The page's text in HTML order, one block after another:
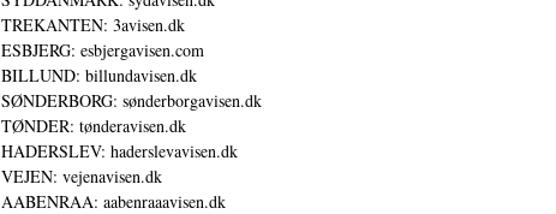
TREKANTEN: 3avisen.dk
ESBJERG: esbjergavisen.com
BILLUND: billundavisen.dk
SØNDERBORG: sønderborgavisen.dk
TØNDER: tønderavisen.dk
HADERSLEV: haderslevavisen.dk
VEJEN: vejenavisen.dk
AABENRAA: aabenraaavisen.dk